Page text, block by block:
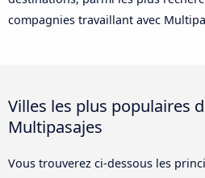
compagnies travaillant avec
Villes les plus populaires
Multipasajes
Vous trouverez ci-dessous les